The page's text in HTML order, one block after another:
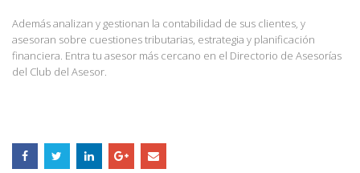
Además analizan y gestionan la contabilidad de sus clientes, y
asesoran sobre cuestiones tributarias, estrategia y planificación
financiera. Entra tu asesor más cercano en el Directorio de Asesorías
del Club del Asesor.